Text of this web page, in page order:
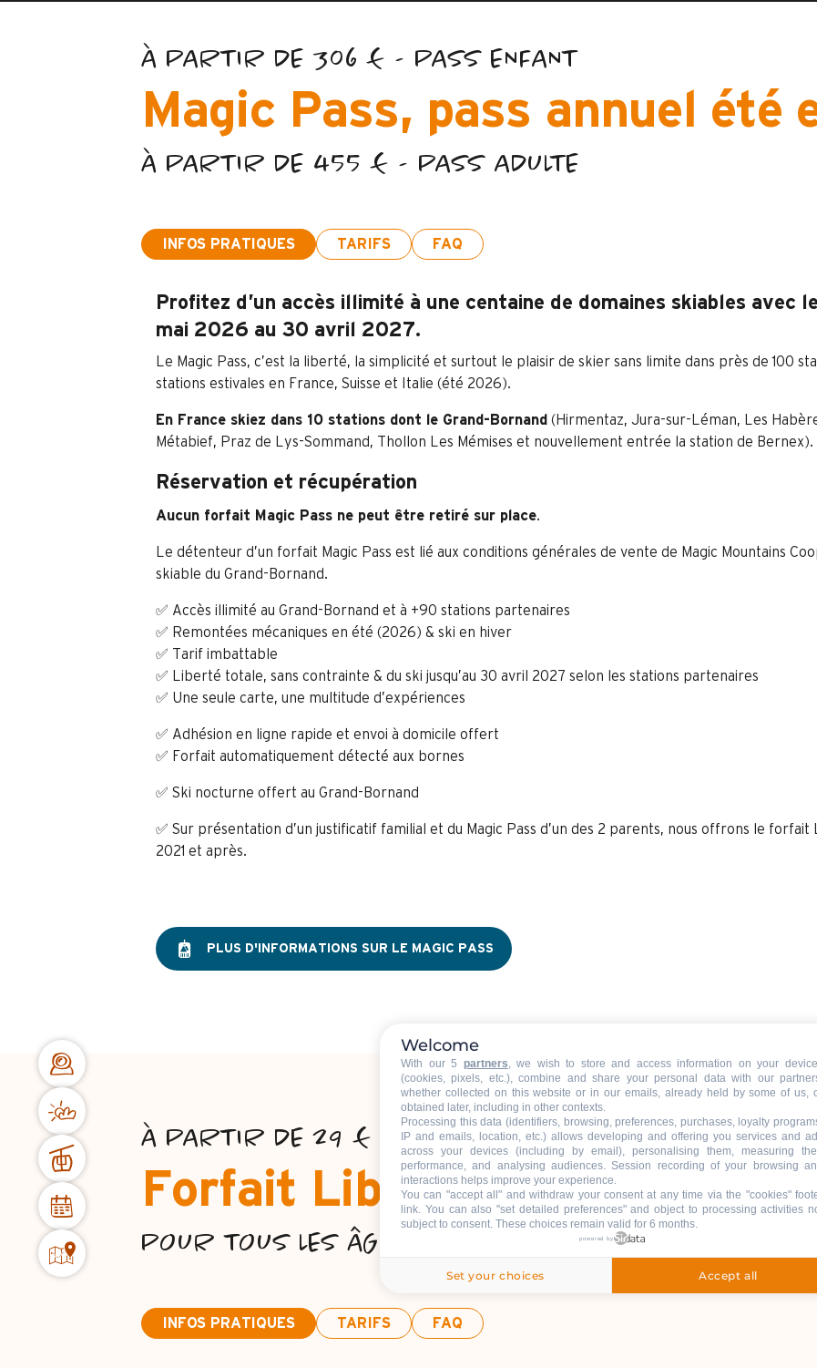
À PARTIR DE 306 € - PASS ENFANT
Magic Pass, pass annuel été
À PARTIR DE 455 € - PASS ADULTE
INFOS PRATIQUES TARIFS FAQ
Profitez d’un accès illimité à une centaine de domaines skiables avec
mai 2026 au 30 avril 2027.
Le Magic Pass, c’est la liberté, la simplicité et surtout le plaisir de skier sans limite dans près de 100
stations estivales en France, Suisse et Italie (été 2026).
En France skiez dans 10 stations dont le Grand-Bornand (Hirmentaz, Jura-sur-Léman, Les
Métabief, Praz de Lys-Sommand, Thollon Les Mémises et nouvellement entrée la station de Bernex).
Réservation et récupération
Aucun forfait Magic Pass ne peut être retiré sur place.
Le détenteur d’un forfait Magic Pass est lié aux conditions générales de vente de Magic Mountains
skiable du Grand-Bornand.
✅ Accès illimité au Grand-Bornand et à +90 stations partenaires
✅ Remontées mécaniques en été (2026) & ski en hiver
✅ Tarif imbattable
✅ Liberté totale, sans contrainte & du ski jusqu’au 30 avril 2027 selon les stations partenaires
✅ Une seule carte, une multitude d’expériences
✅ Adhésion en ligne rapide et envoi à domicile offert
✅ Forfait automatiquement détecté aux bornes
✅ Ski nocturne offert au Grand-Bornand
✅ Sur présentation d’un justificatif familial et du Magic Pass d’un des 2 parents, nous offrons le
2021 et après.
PLUS D'INFORMATIONS SUR LE MAGIC PASS
À PARTIR DE 29 € - JOURNÉE ADULTE (HORS
Forfait Lib', le ski en mode
POUR TOUS LES ÂGES*
INFOS PRATIQUES TARIFS FAQ
Welcome
With our 5 partners, we wish to store and access information on your
(cookies, pixels, etc.), combine and share your personal data with our
whether collected on this website or in our emails, already held by some of us,
obtained later, including in other contexts.
Processing this data (identifiers, browsing, preferences, purchases, loyalty
IP and emails, location, etc.) allows developing and offering you services and
across your devices (including by email), personalising them, measuring
performance, and analysing audiences. Session recording of your browsing
interactions helps improve your experience.
You can "accept all" and withdraw your consent at any time via the "cookies"
link. You can also "set detailed preferences" and object to processing activities
subject to consent. These choices remain valid for 6 months.
powered by
Set your choices Accept all